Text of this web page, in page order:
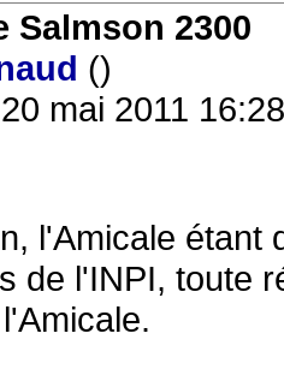
Salmson 2300
()
mai 2011
l'Amicale étant
de l'INPI, toute